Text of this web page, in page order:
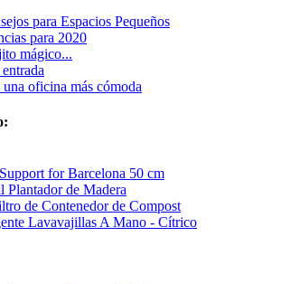
para Espacios Pequeños
para 2020
mágico...
una oficina más cómoda
for Barcelona 50 cm
de Madera
de Contenedor de Compost
Lavavajillas A Mano - Cítrico